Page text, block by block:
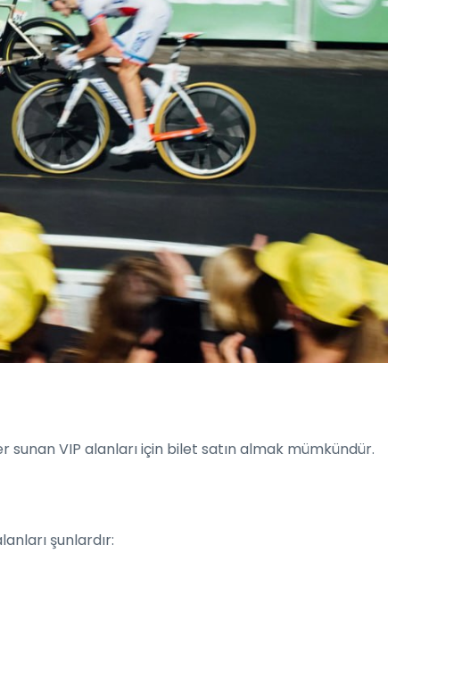
VIP alanları için bilet satın almak mümkündür.
şunlardır: